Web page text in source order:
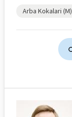
Arba Kokalari (M)